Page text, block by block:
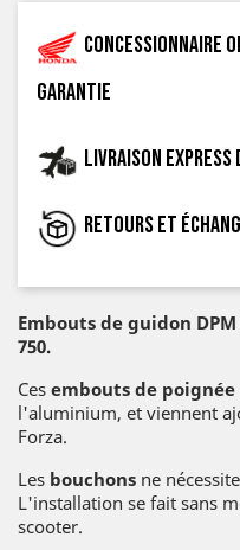
Concessionnaire
garantie
Livraison
Retours et
Embouts de guidon
750.
Ces embouts de poignée
l'aluminium, et viennent
Forza.
Les bouchons ne
L'installation se fait sans
scooter.